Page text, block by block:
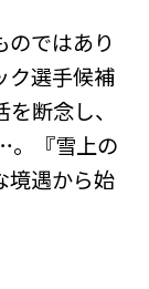
ではあり
ク選手候補
断念し、
。『雪上の
境遇から始